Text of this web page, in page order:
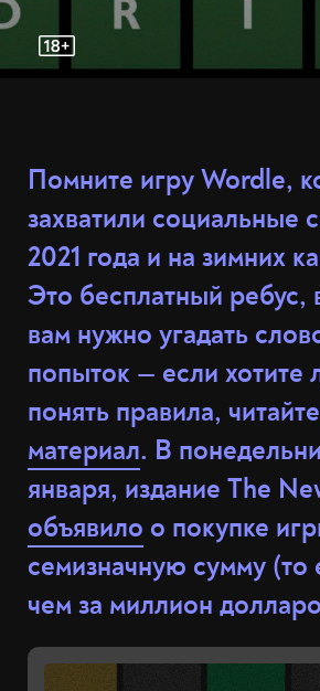
Помните игру Wordle,
захватили социальные
2021 года и на зимних
Это бесплатный ребус,
вам нужно угадать
попыток — если хотите
понять правила, читайте
материал. В
января, издание The
объявило о покупке
семизначную сумму (то
чем за миллион